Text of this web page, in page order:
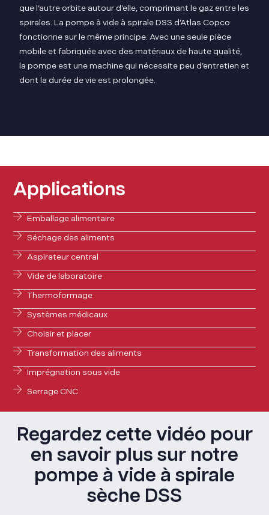
que l’autre orbite autour d’elle, comprimant le gaz entre les
spirales. La pompe à vide à spirale DSS d’Atlas Copco
fonctionne sur le même principe. Avec une seule pièce
mobile et fabriquée avec des matériaux de haute qualité,
la pompe est une machine qui nécessite peu d’entretien et
dont la durée de vie est prolongée.
Applications
Emballage alimentaire
Séchage des aliments
Aspirateur central
Vide de laboratoire
Thermoformage
Systèmes médicaux
Choisir et placer
Transformation des aliments
Imprégnation sous vide
Serrage CNC
Regardez cette vidéo pour
en savoir plus sur notre
pompe à vide à spirale
sèche DSS